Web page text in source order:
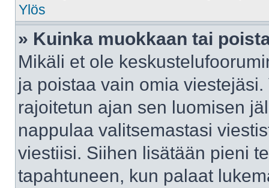
Ylös
» Kuinka muokkaan tai
Mikäli et ole
ja poistaa vain omia
rajoitetun ajan sen luomisen
nappulaa valitsemastasi
viestiisi. Siihen lisätään pieni
tapahtuneen, kun palaat